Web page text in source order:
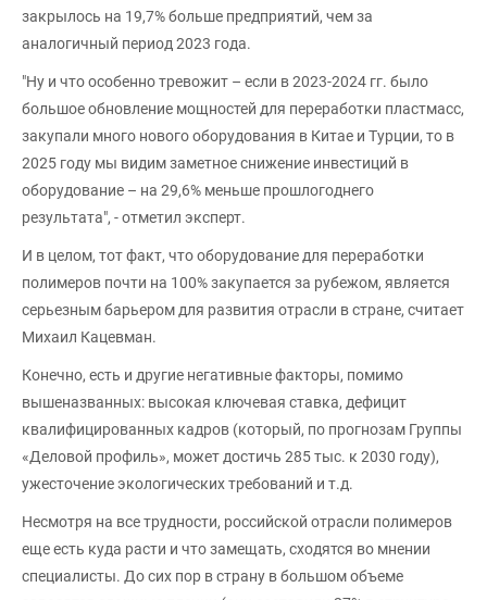
закрылось на 19,7% больше предприятий, чем за
аналогичный период 2023 года.
"Ну и что особенно тревожит – если в 2023-2024 гг. было
большое обновление мощностей для переработки пластмасс,
закупали много нового оборудования в Китае и Турции, то в
2025 году мы видим заметное снижение инвестиций в
оборудование – на 29,6% меньше прошлогоднего
результата", - отметил эксперт.
И в целом, тот факт, что оборудование для переработки
полимеров почти на 100% закупается за рубежом, является
серьезным барьером для развития отрасли в стране, считает
Михаил Кацевман.
Конечно, есть и другие негативные факторы, помимо
вышеназванных: высокая ключевая ставка, дефицит
квалифицированных кадров (который, по прогнозам Группы
«Деловой профиль», может достичь 285 тыс. к 2030 году),
ужесточение экологических требований и т.д.
Несмотря на все трудности, российской отрасли полимеров
еще есть куда расти и что замещать, сходятся во мнении
специалисты. До сих пор в страну в большом объеме